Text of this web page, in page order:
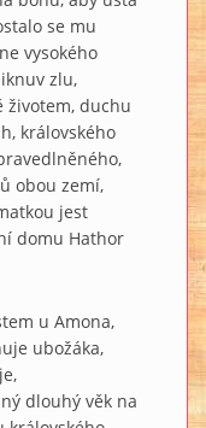
se mu
vysokého
zlu,
životem, duchu
královského
obou zemí,
jest
domu Hathor
u Amona,
ubožáka,
dlouhý věk na